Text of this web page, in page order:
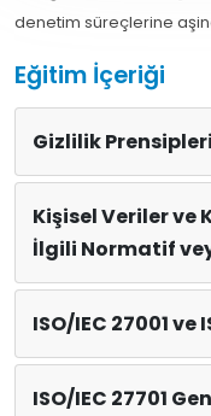
denetim süreçlerine
Eğitim İçeriği
Gizlilik
Kişisel Veriler ve
İlgili Normatif
ISO/IEC 27001 ve
ISO/IEC 27701